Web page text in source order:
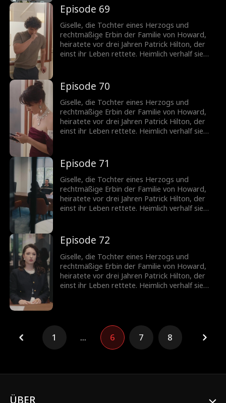
verletzenden Kommentare von Becky trieben
die schwangere Giselle in die Verzweiflung. Sie
fordert die Scheidung. Patrick jedoch liebt nur
Giselle. Nach der Trennung erkennt er, wie
sehr er sie braucht, und setzt alles daran, sie
zurückzugewinnen.
Episode 69
Giselle, die Tochter eines Herzogs und
rechtmäßige Erbin der Familie von Howard,
heiratete vor drei Jahren Patrick Hilton, der
einst ihr Leben rettete. Heimlich verhalf sie
verletzenden Kommentare von Becky trieben
die schwangere Giselle in die Verzweiflung. Sie
fordert die Scheidung. Patrick jedoch liebt nur
Giselle. Nach der Trennung erkennt er, wie
sehr er sie braucht, und setzt alles daran, sie
zurückzugewinnen.
Episode 70
Giselle, die Tochter eines Herzogs und
rechtmäßige Erbin der Familie von Howard,
heiratete vor drei Jahren Patrick Hilton, der
einst ihr Leben rettete. Heimlich verhalf sie
verletzenden Kommentare von Becky trieben
die schwangere Giselle in die Verzweiflung. Sie
fordert die Scheidung. Patrick jedoch liebt nur
Giselle. Nach der Trennung erkennt er, wie
sehr er sie braucht, und setzt alles daran, sie
zurückzugewinnen.
Episode 71
Giselle, die Tochter eines Herzogs und
rechtmäßige Erbin der Familie von Howard,
heiratete vor drei Jahren Patrick Hilton, der
einst ihr Leben rettete. Heimlich verhalf sie
verletzenden Kommentare von Becky trieben
die schwangere Giselle in die Verzweiflung. Sie
fordert die Scheidung. Patrick jedoch liebt nur
Giselle. Nach der Trennung erkennt er, wie
sehr er sie braucht, und setzt alles daran, sie
zurückzugewinnen.
Episode 72
Giselle, die Tochter eines Herzogs und
rechtmäßige Erbin der Familie von Howard,
heiratete vor drei Jahren Patrick Hilton, der
einst ihr Leben rettete. Heimlich verhalf sie
die schwangere Giselle in die Verzweiflung. Sie
fordert die Scheidung. Patrick jedoch liebt nur
Giselle. Nach der Trennung erkennt er, wie
sehr er sie braucht, und setzt alles daran, sie
1 ... 6 7 8
ÜBER